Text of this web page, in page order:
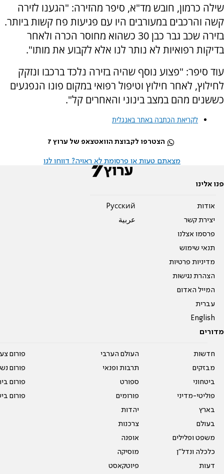
שילה כרמון, חובש מד"א, סיפר מהזירה: "הגענו לזירה
קשה והרכבים במעורבים היו עם פגיעות פח קשות ביותר.
בזירה שכב גבר כבן 30 כשהוא מחוסר הכרה ולאחר
בדיקות רפואיות לא נותר לנו אלא לקבוע את מותו".
עוד סיפר: "פצוע נוסף שהיה בזירה נלכד ברכבו ונזקק
לחילוץ, לאחר חילוץ וטיפול רפואי במקום פונו הנפגעים
כששנים מהם במצב בינוני והאחרים קל".
לקריאת הכתבה באתר באנגלית
הצטרפו לקבוצת הוואטצאפ של ערוץ 7
מצאתם טעות או פרסומת לא ראויה? דווחו לנו
פנו אלינו
אודות
יצירת קשר
פרסמו אצלנו
תנאי שימוש
מדיניות פרטיות
הצהרת נגישות
המייל האדום
עברית
English
Pусский
عربية
מדורים
חדשות
מבזקים
ביטחוני
פוליטי-מדיני
בארץ
בעולם
משפט ופלילים
כלכלה ונדל"ן
דעות
העולם הערבי
תרבות ופנאי
ספורט
פורומים
יהדות
צרכנות
אופנה
מוסיקה
פיוטקאסט
פורום
פורום
פורום
פורום